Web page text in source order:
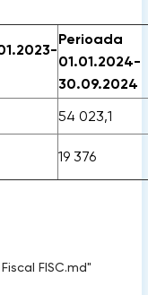
Perioada
01.01.2024-
30.09.2024
54 023,1
19 376
FISC.md"